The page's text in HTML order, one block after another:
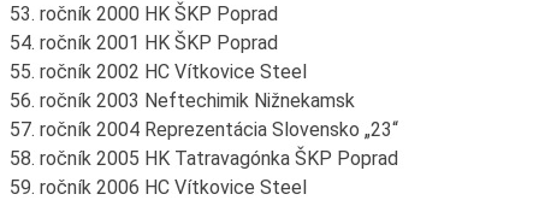
53. ročník 2000 HK ŠKP Poprad
54. ročník 2001 HK ŠKP Poprad
55. ročník 2002 HC Vítkovice Steel
56. ročník 2003 Neftechimik Nižnekamsk
57. ročník 2004 Reprezentácia Slovensko „23“
58. ročník 2005 HK Tatravagónka ŠKP Poprad
59. ročník 2006 HC Vítkovice Steel